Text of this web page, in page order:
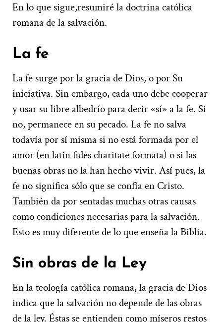
En lo que sigue,resumiré la doctrina católica
romana de la salvación.
La fe
La fe surge por la gracia de Dios, o por Su
iniciativa. Sin embargo, cada uno debe cooperar
y usar su libre albedrío para decir «sí» a la fe. Si
no, permanece en su pecado. La fe no salva
todavía por sí misma si no está formada por el
amor (en latín fides charitate formata) o si las
buenas obras no la han hecho vivir. Así pues, la
fe no significa sólo que se confía en Cristo.
También da por sentadas muchas otras causas
como condiciones necesarias para la salvación.
Esto es muy diferente de lo que enseña la Biblia.
Sin obras de la Ley
En la teología católica romana, la gracia de Dios
indica que la salvación no depende de las obras
de la ley. Éstas se entienden como míseros restos